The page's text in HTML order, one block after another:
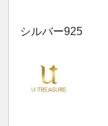
シルバー925